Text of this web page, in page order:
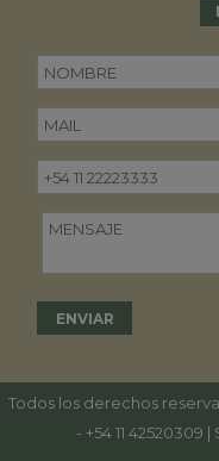
Todos los derechos
- +54 11 42520309 |